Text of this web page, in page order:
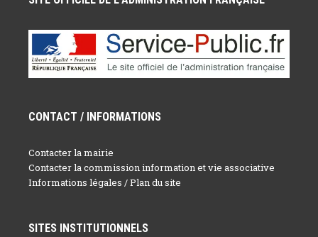
CONTACT / INFORMATIONS
Contacter la mairie
Contacter la commission information et vie associative
Informations légales / Plan du site
SITES INSTITUTIONNELS